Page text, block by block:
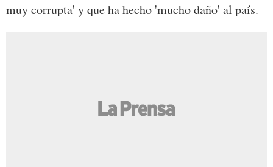
muy corrupta' y que ha hecho 'mucho daño' al país.